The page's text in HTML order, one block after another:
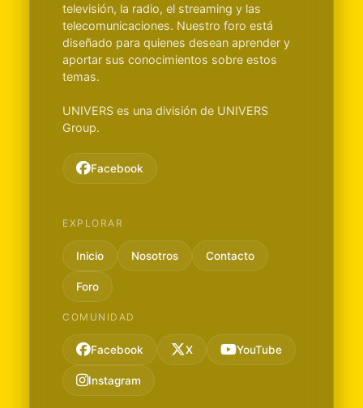
televisión, la radio, el streaming y las
telecomunicaciones. Nuestro foro está
diseñado para quienes desean aprender y
aportar sus conocimientos sobre estos
temas.
UNIVERS es una división de UNIVERS
Group.
Facebook
EXPLORAR
Inicio Nosotros Contacto
Foro
COMUNIDAD
Facebook X YouTube
Instagram